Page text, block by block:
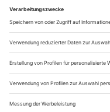
eine klare
nachschaffenden
ein Widerspruch in sich
«Klassikertod». Einige
Festspielzeit im
Historische Salzburger